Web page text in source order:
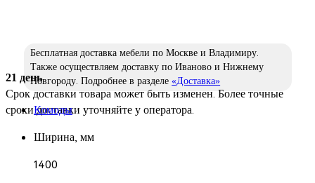
21 день
Срок доставки товара может быть изменен. Более точные
сроки доставки уточняйте у оператора.
Бесплатная доставка мебели по Москве и Владимиру.
Также осуществляем доставку по Иваново и Нижнему
Новгороду. Подробнее в разделе«Доставка»
Комоды
Ширина, мм
1400